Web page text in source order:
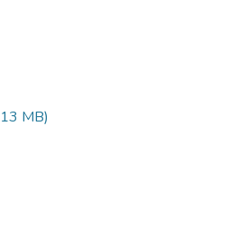
MB)